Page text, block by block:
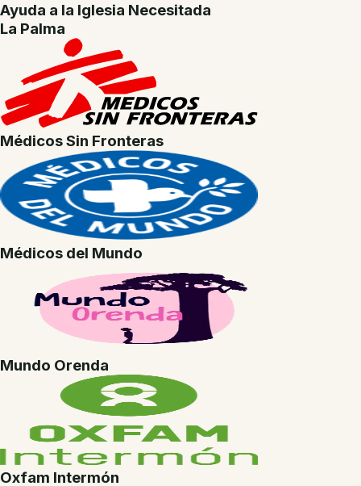
Ayuda a la Iglesia Necesitada
La Palma
Médicos Sin Fronteras
Médicos del Mundo
Mundo Orenda
Oxfam Intermón